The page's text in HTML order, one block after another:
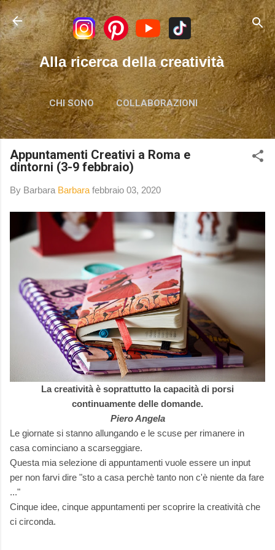
Passa ai contenuti principali
Alla ricerca della creatività
CHI SONO COLLABORAZIONI
Appuntamenti Creativi a Roma e
dintorni (3-9 febbraio)
By Barbara Barbara febbraio 03, 2020
La creatività è soprattutto la capacità di porsi
continuamente delle domande.
Piero Angela
Le giornate si stanno allungando e le scuse per rimanere in
casa cominciano a scarseggiare.
Questa mia selezione di appuntamenti vuole essere un input
per non farvi dire "sto a casa perchè tanto non c'è niente da fare
..."
Cinque idee, cinque appuntamenti per scoprire la creatività che
ci circonda.